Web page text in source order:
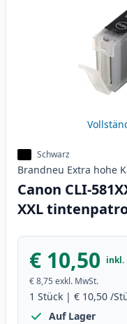
Schwarz
Brandneu Extra hohe
Canon CLI-
XXL
€ 10,50 inkl.
€ 8,75 exkl. MwSt.
1 Stück | € 10,50 /
Auf Lager